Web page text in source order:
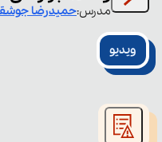
مدرس:حمیدرضا
ویدیو
modal
window.
because the server
format is not supported.